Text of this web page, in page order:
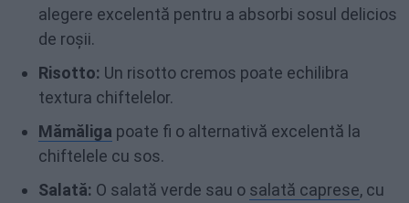
alegere excelentă pentru a absorbi sosul delicios
de roșii.
Risotto: Un risotto cremos poate echilibra
textura chiftelelor.
Mămăliga poate fi o alternativă excelentă la
chiftelele cu sos.
Salată: O salată verde sau o salată caprese, cu